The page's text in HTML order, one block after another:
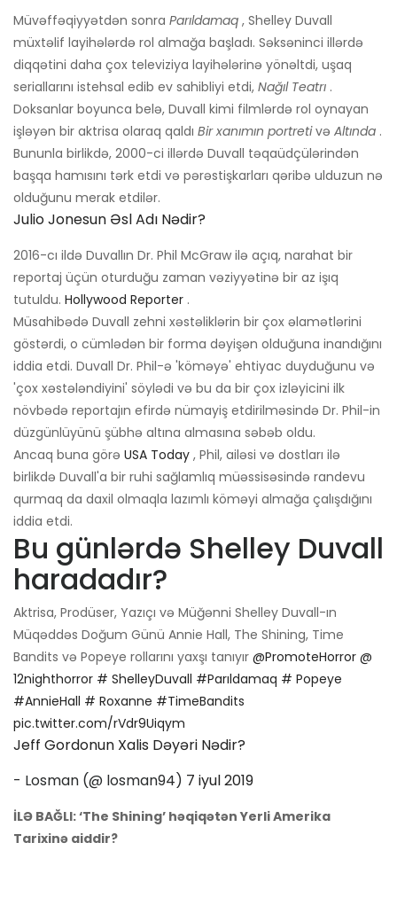
Müvəffəqiyyətdən sonra Parıldamaq , Shelley Duvall
müxtəlif layihələrdə rol almağa başladı. Səksəninci illərdə
diqqətini daha çox televiziya layihələrinə yönəltdi, uşaq
seriallarını istehsal edib ev sahibliyi etdi, Nağıl Teatrı .
Doksanlar boyunca belə, Duvall kimi filmlərdə rol oynayan
işləyən bir aktrisa olaraq qaldı Bir xanımın portretivə Altında .
Bununla birlikdə, 2000-ci illərdə Duvall təqaüdçülərindən
başqa hamısını tərk etdi və pərəstişkarları qəribə ulduzun nə
olduğunu merak etdilər.
Julio Jonesun Əsl Adı Nədir?
2016-cı ildə Duvallın Dr. Phil McGraw ilə açıq, narahat bir
reportaj üçün oturduğu zaman vəziyyətinə bir az işıq
tutuldu. Hollywood Reporter .
Müsahibədə Duvall zehni xəstəliklərin bir çox əlamətlərini
göstərdi, o cümlədən bir forma dəyişən olduğuna inandığını
iddia etdi. Duvall Dr. Phil-ə 'köməyə' ehtiyac duyduğunu və
'çox xəstələndiyini' söylədi və bu da bir çox izləyicini ilk
növbədə reportajın efirdə nümayiş etdirilməsində Dr. Phil-in
düzgünlüyünü şübhə altına almasına səbəb oldu.
Ancaq buna görə USA Today , Phil, ailəsi və dostları ilə
birlikdə Duvall'a bir ruhi sağlamlıq müəssisəsində randevu
qurmaq da daxil olmaqla lazımlı köməyi almağa çalışdığını
iddia etdi.
Bu günlərdə Shelley Duvall
haradadır?
Aktrisa, Prodüser, Yazıçı və Müğənni Shelley Duvall-ın
Müqəddəs Doğum Günü Annie Hall, The Shining, Time
Bandits və Popeye rollarını yaxşı tanıyır @PromoteHorror @
12nighthorror # ShelleyDuvall #Parıldamaq # Popeye
#AnnieHall # Roxanne #TimeBandits
pic.twitter.com/rVdr9Uiqym
Jeff Gordonun Xalis Dəyəri Nədir?
- Losman (@ losman94) 7 iyul 2019
İLƏ BAĞLI: ‘The Shining’ həqiqətən Yerli Amerika
Tarixinə aiddir?